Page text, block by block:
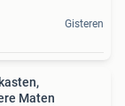
Gisteren
Maten